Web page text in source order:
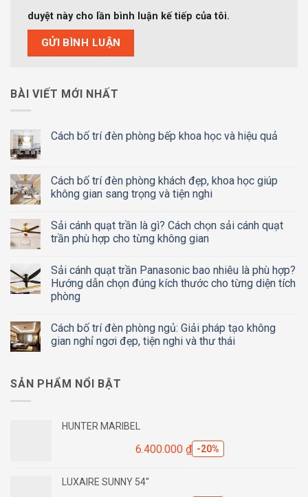
duyệt này cho lần bình luận kế tiếp của tôi.
BÀI VIẾT MỚI NHẤT
Cách bố trí đèn phòng bếp khoa học và hiệu quả
Cách bố trí đèn phòng khách đẹp, khoa học giúp
không gian sang trọng và tiện nghi
Sải cánh quạt trần là gì? Cách chọn sải cánh quạt
trần phù hợp cho từng không gian
Sải cánh quạt trần Panasonic bao nhiêu là phù hợp?
Hướng dẫn chọn đúng kích thước cho từng diện tích
phòng
Cách bố trí đèn phòng ngủ: Giải pháp tạo không
gian nghỉ ngơi đẹp, tiện nghi và thư thái
SẢN PHẨM NỔI BẬT
HUNTER MARIBEL
6.400.000 ₫ -20%
LUXAIRE SUNNY 54''